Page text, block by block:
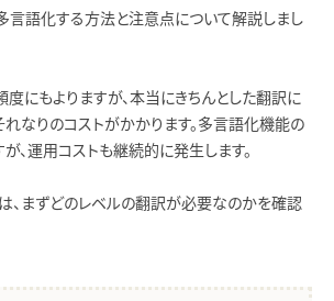
言語化する方法と注意点について解説しまし
にもよりますが、本当にきちんとした翻訳に
なりのコストがかかります。多言語化機能の
、運用コストも継続的に発生します。
、まずどのレベルの翻訳が必要なのかを確認